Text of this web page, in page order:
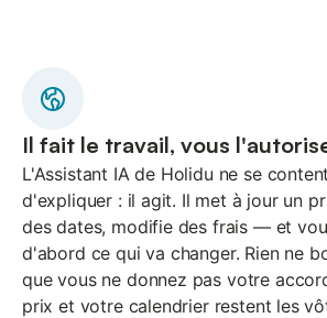
Il fait le travail, vous
L'Assistant IA de Holidu ne se
d'expliquer : il agit. Il met à jour un
des dates, modifie des frais — et
d'abord ce qui va changer. Rien ne
que vous ne donnez pas votre
prix et votre calendrier restent les